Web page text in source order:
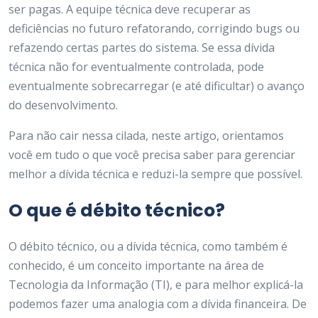
ser pagas. A equipe técnica deve recuperar as
deficiências no futuro refatorando, corrigindo bugs ou
refazendo certas partes do sistema. Se essa dívida
técnica não for eventualmente controlada, pode
eventualmente sobrecarregar (e até dificultar) o avanço
do desenvolvimento.
Para não cair nessa cilada, neste artigo, orientamos
você em tudo o que você precisa saber para gerenciar
melhor a dívida técnica e reduzi-la sempre que possível.
O que é débito técnico?
O débito técnico, ou a dívida técnica, como também é
conhecido, é um conceito importante na área de
Tecnologia da Informação (TI), e para melhor explicá-la
podemos fazer uma analogia com a dívida financeira. De